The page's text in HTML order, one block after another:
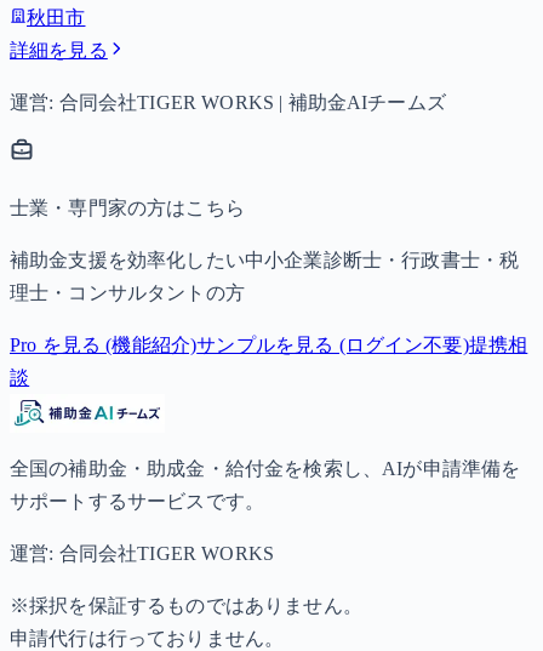
秋田市
詳細を見る
運営: 合同会社TIGER WORKS | 補助金AIチームズ
士業・専門家の方はこちら
補助金支援を効率化したい中小企業診断士・行政書士・税
理士・コンサルタントの方
Pro を見る (機能紹介)サンプルを見る (ログイン不要)提携相
談
全国の補助金・助成金・給付金を検索し、AIが申請準備を
サポートするサービスです。
運営: 合同会社TIGER WORKS
※採択を保証するものではありません。
申請代行は行っておりません。